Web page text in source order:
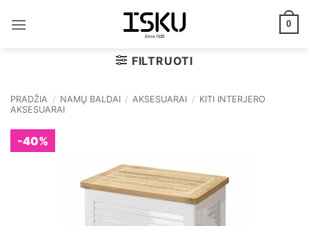
0
FILTRUOTI
PRADŽIA / NAMŲ BALDAI / AKSESUARAI / KITI INTERJERO
AKSESUARAI
-40%